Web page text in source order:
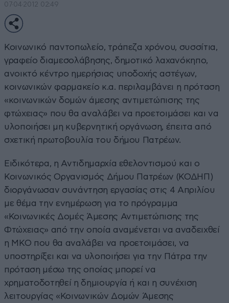
07·04·2012 02:49
Κοινωνικό παντοπωλείο, τράπεζα χρόνου, συσσίτια,
γραφείο διαμεσολάβησης, δημοτικό λαχανόκηπο,
ανοικτό κέντρο ημερήσιας υποδοχής αστέγων,
κοινωνικών φαρμακείο κ.α. περιλαμβάνει η πρόταση
«κοινωνικών δομών άμεσης αντιμετώπισης της
φτώχειας» που θα αναλάβει να προετοιμάσει και να
υλοποιήσει μη κυβερνητική οργάνωση, έπειτα από
σχετική πρωτοβουλία του δήμου Πατρέων.
Ειδικότερα, η Αντιδημαρχία εθελοντισμού και ο
Κοινωνικός Οργανισμός Δήμου Πατρέων (ΚΟΔΗΠ)
διοργάνωσαν συνάντηση εργασίας στις 4 Απριλίου
με θέμα την ενημέρωση για το πρόγραμμα
«Κοινωνικές Δομές Άμεσης Αντιμετώπισης της
Φτώχειας» από την οποία αναμένεται να αναδειχθεί
η ΜΚΟ που θα αναλάβει να προετοιμάσει, να
υποστηρίξει και να υλοποιήσει για την Πάτρα την
πρόταση μέσω της οποίας μπορεί να
χρηματοδοτηθεί η δημιουργία ή και η συνέχιση
λειτουργίας «Κοινωνικών Δομών Άμεσης